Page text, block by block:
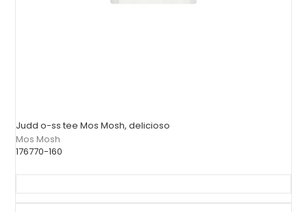
Judd o-ss tee Mos Mosh, delicioso
Mos Mosh
176770-160